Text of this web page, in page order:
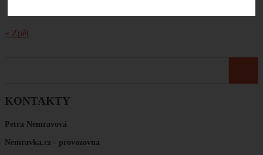
KONTAKTY
Petra Nemravová
Nemravka.cz - provozovna
« Zpět